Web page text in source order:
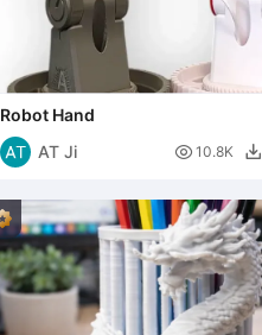
Robot Hand
AT Ji
 10.8K 